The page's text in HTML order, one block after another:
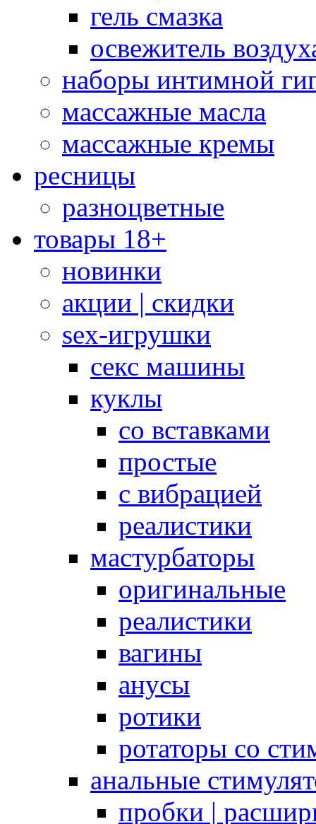
гель смазка
освежитель
наборы интимной
массажные масла
массажные кремы
ресницы
разноцветные
товары 18+
новинки
акции | скидки
sex-игрушки
секс машины
куклы
со вставками
простые
с вибрацией
реалистики
мастурбаторы
оригинальные
реалистики
вагины
анусы
ротики
ротаторы со
анальные
пробки |